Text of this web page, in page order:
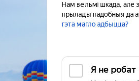
Нам вельмі шкада, але
прылады падобныя да
гэта магло адбыцца?
Я не робат